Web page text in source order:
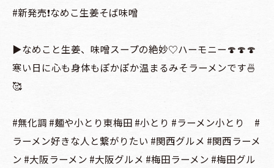
#新発売❗️なめこ生姜そば味噌
▶️なめこと生姜、味噌スープの絶妙♡ハーモニー🍄🍄🍄
寒い日に心も身体もぽかぽか温まるみそラーメンです🍜
🥰
#無化調 #麺や小とり東梅田 #小とり #ラーメン小とり #
ラーメン好きな人と繋がりたい #関西グルメ #関西ラーメ
ン #大阪ラーメン #大阪グルメ #梅田ラーメン #梅田グル